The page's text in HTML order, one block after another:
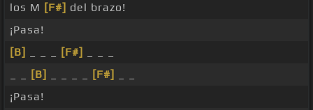
los M [F#] del brazo!
¡Pasa!
[B]
[F#]
[B] [F#]
¡Pasa!